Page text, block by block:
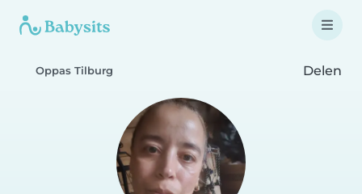
Oppas Tilburg Delen